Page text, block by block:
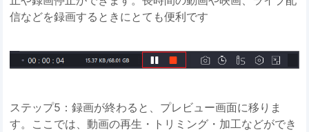
信などを録画するときにとても便利です
ステップ5：録画が終わると、プレビュー画面に移りま
す。ここでは、動画の再生・トリミング・加工などができ